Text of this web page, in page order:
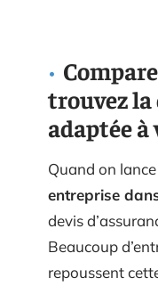
trouvez la
adaptée
Quand on
entreprise
devis
Beaucoup
repoussent